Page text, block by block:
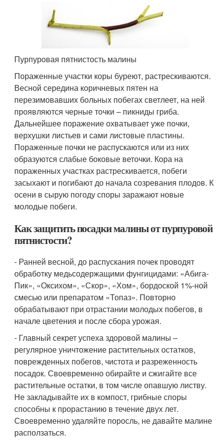
Пурпуровая пятнистость малины
Пораженные участки коры буреют, растрескиваются.
Весной середина коричневых пятен на
перезимовавших больных побегах светлеет, на ней
проявляются черные точки – пикниды гриба.
Дальнейшее поражение охватывает уже почки,
верхушки листьев и сами листовые пластины.
Пораженные почки не распускаются или из них
образуются слабые боковые веточки. Кора на
пораженных участках растрескивается, побеги
засыхают и погибают до начала созревания плодов. К
осени в сырую погоду споры заражают новые
молодые побеги.
Как защитить посадки малины от пурпуровой
пятнистости?
- Ранней весной, до распускания почек проводят
обработку медьсодержащими фунгицидами: «Абига-
Пик», «Оксихом», «Скор», «Хом», бордоской 1%-ной
смесью или препаратом «Топаз». Повторно
обрабатывают при отрастании молодых побегов, в
начале цветения и после сбора урожая.
- Главный секрет успеха здоровой малины –
регулярное уничтожение растительных остатков,
поврежденных побегов, чистота и разреженность
посадок. Своевременно обирайте и сжигайте все
растительные остатки, в том числе опавшую листву.
Не закладывайте их в компост, грибные споры
способны к прорастанию в течение двух лет.
Своевременно удаляйте поросль, не давайте малине
расползаться.